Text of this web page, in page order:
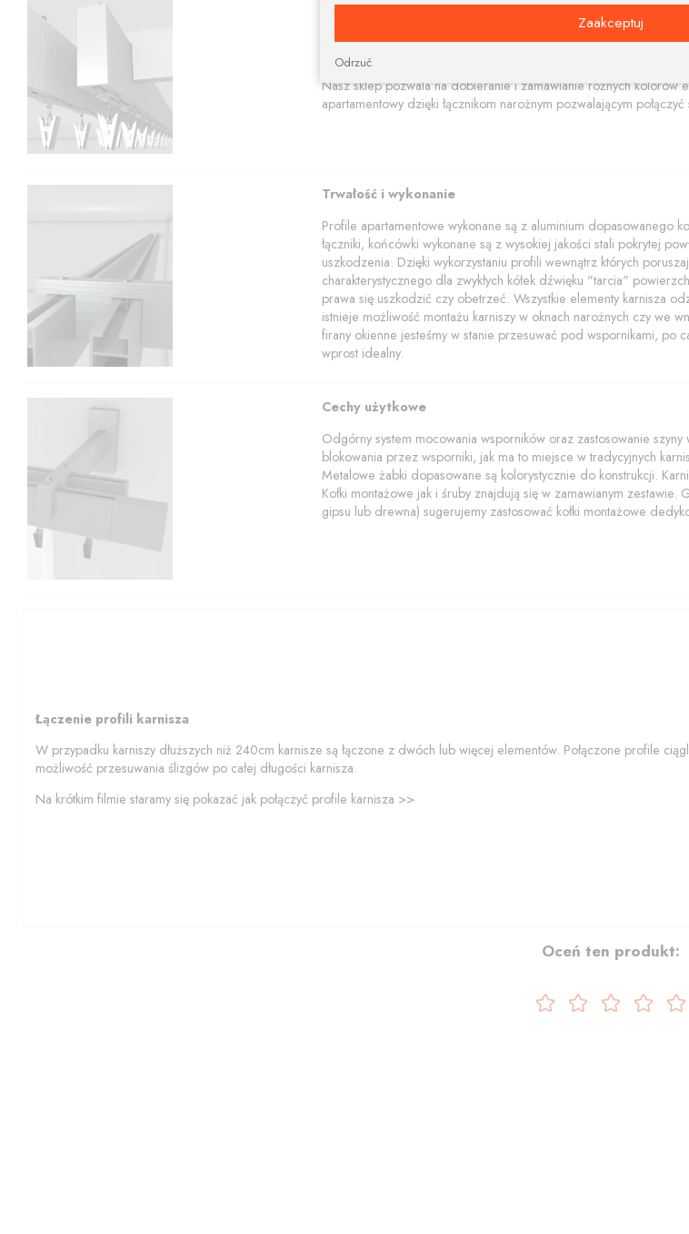
Prostokątna szyna i nowoczesne wsporniki i tworzą niebanalną
Karnisze apartamentowe polecamy w trzech kolorach: aluminium
profili w tym zakończenia z elementami kryształów Swarovskiego.
Nasz sklep pozwala na dobieranie i zamawianie różnych kolorów
apartamentowy dzięki łącznikom narożnym pozwalającym
Trwałość i wykonanie
Profile apartamentowe wykonane są z aluminium dopasowanego
łączniki, końcówki wykonane są z wysokiej jakości stali pokrytej
uszkodzenia. Dzięki wykorzystaniu profili wewnątrz których
charakterystycznego dla zwykłych kółek dźwięku "tarcia"
prawa się uszkodzić czy obetrzeć. Wszystkie elementy karnisza
istnieje możliwość montażu karniszy w oknach narożnych czy we
firany okienne jesteśmy w stanie przesuwać pod wspornikami, po
wprost idealny.
Cechy użytkowe
Odgórny system mocowania wsporników oraz zastosowanie
blokowania przez wsporniki, jak ma to miejsce w tradycyjnych
Metalowe żabki dopasowane są kolorystycznie do konstrukcji.
Kołki montażowe jak i śruby znajdują się w zamawianym
gipsu lub drewna) sugerujemy zastosować kołki montażowe
Łączenie profili karnisza
W przypadku karniszy dłuższych niż 240cm karnisze są łączone z dwóch lub więcej elementów. Połączone profile
możliwość przesuwania ślizgów po całej długości karnisza.
Na krótkim filmie staramy się pokazać jak połączyć profile karnisza >>
Oceń ten produkt:
Zaakceptuj
Odrzuć